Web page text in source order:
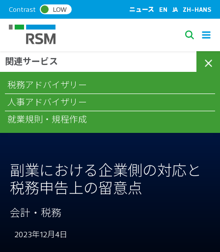
k
n
Contrast LOW ニュース EN JA ZH-HANS
S
c
ホーム/コラム
務申告上の留意点
副業における企業側の対応と
税務申告上の留意点
会計・税務
2023年12月4日
関連サービス
税務アドバイザリー
人事アドバイザリー
就業規則・規程作成